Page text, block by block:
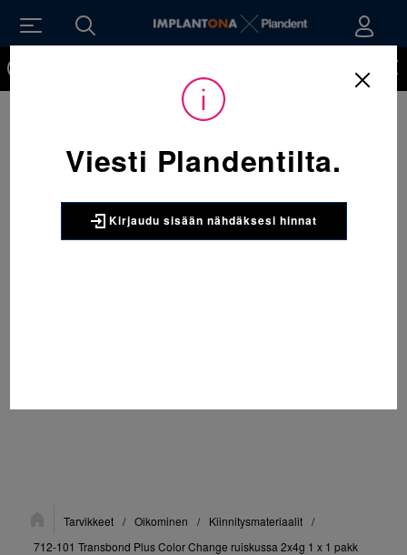
Sijainti:Tarvikkeet / Oikominen / Kiinnitysmateriaalit /
712-101 Transbond Plus Color Change ruiskussa 2x4g 1 x 1 pakk
Viesti Plandentilta.
Kirjaudu sisään nähdäksesi hinnat